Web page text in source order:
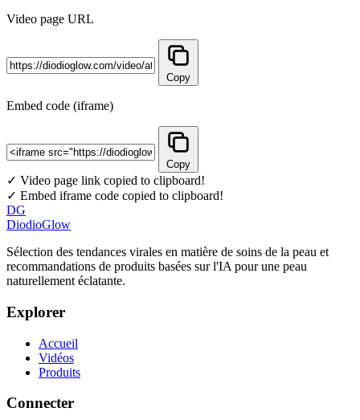
Video page URL
Copy
Embed code (iframe)
Copy
✓ Video page link copied to clipboard!
✓ Embed iframe code copied to clipboard!
DG
DiodioGlow
Sélection des tendances virales en matière de soins de la peau et
recommandations de produits basées sur l'IA pour une peau
naturellement éclatante.
Explorer
Accueil
Vidéos
Produits
Connecter